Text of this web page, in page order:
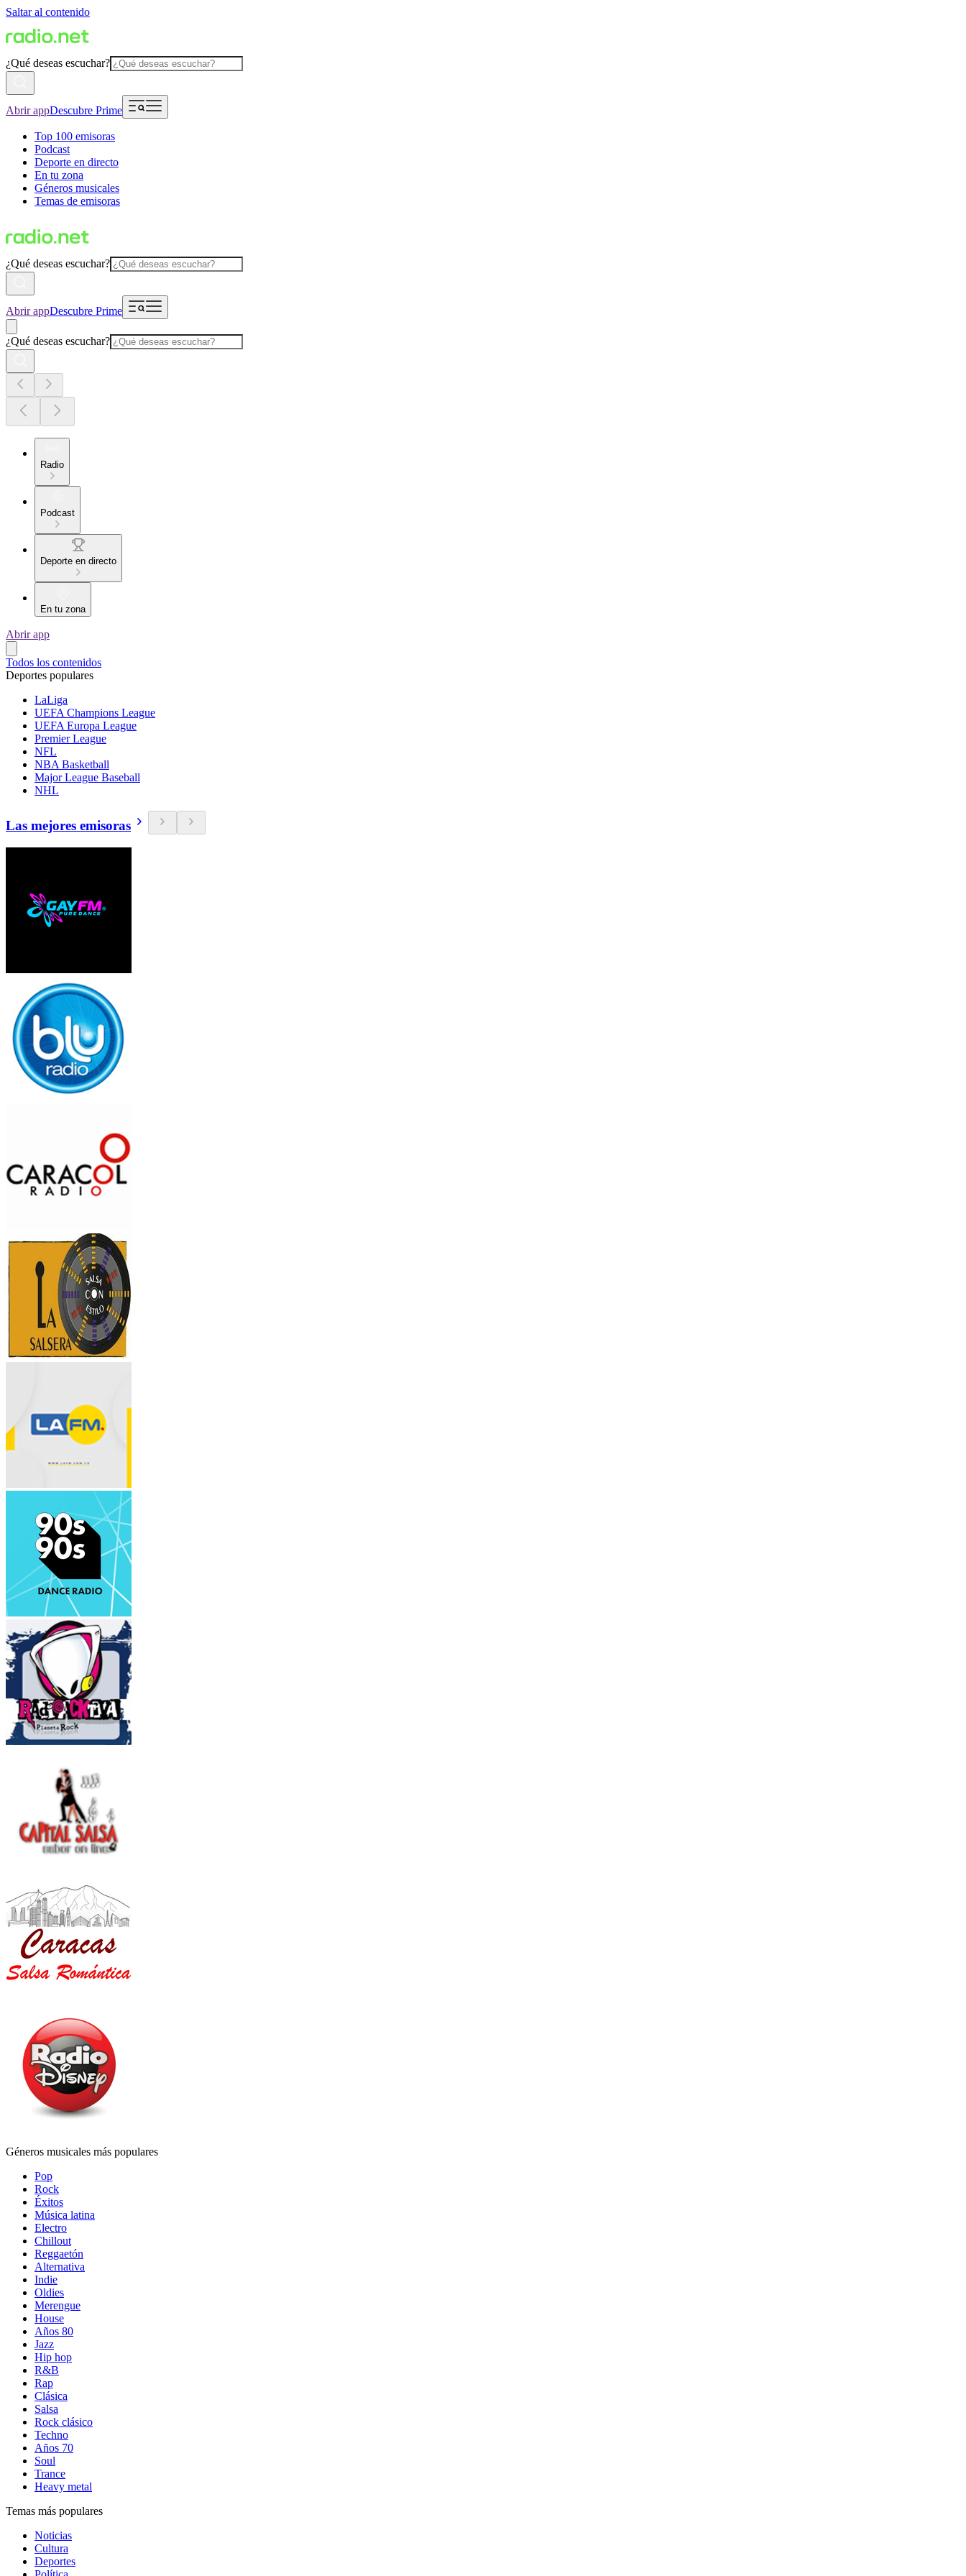
Saltar al contenido
¿Qué deseas escuchar?
Abrir appDescubre Prime
Top 100 emisoras
Podcast
Deporte en directo
En tu zona
Géneros musicales
Temas de emisoras
¿Qué deseas escuchar?
Abrir appDescubre Prime
¿Qué deseas escuchar?
Radio
Podcast
Deporte en directo
En tu zona
Abrir app
Todos los contenidos
Deportes populares
LaLiga
UEFA Champions League
UEFA Europa League
Premier League
NFL
NBA Basketball
Major League Baseball
NHL
Las mejores emisoras
Géneros musicales más populares
Pop
Rock
Éxitos
Música latina
Electro
Chillout
Reggaetón
Alternativa
Indie
Oldies
Merengue
House
Años 80
Jazz
Hip hop
R&B
Rap
Clásica
Salsa
Rock clásico
Techno
Años 70
Soul
Trance
Heavy metal
Temas más populares
Noticias
Cultura
Deportes